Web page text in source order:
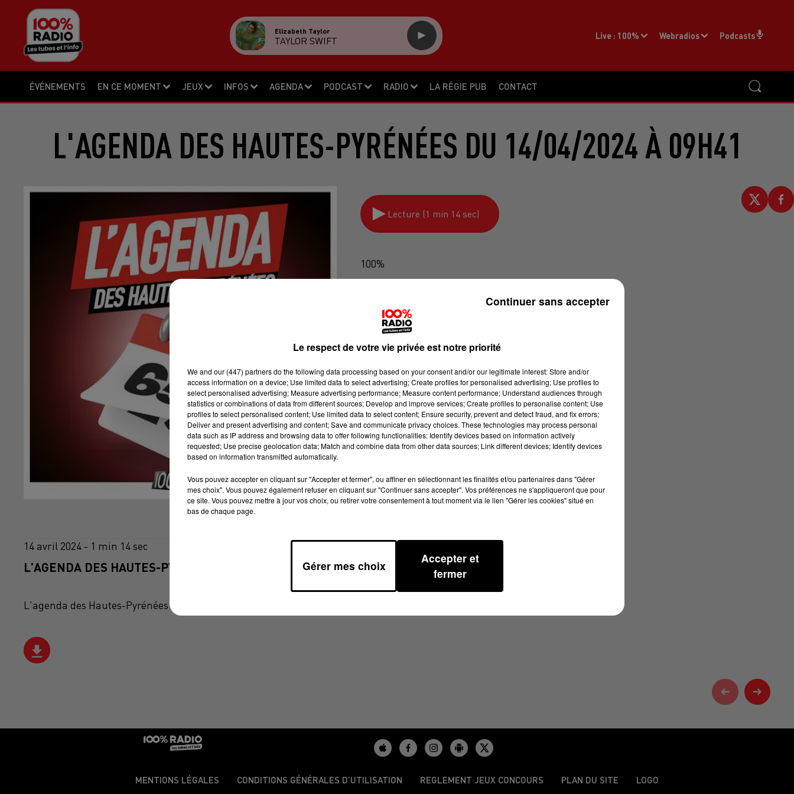
ÉVÉNEMENTS EN CE MOMENT JEUX INFOS AGENDA PODCAST RADIO LA RÉGIE PUB CONTACT
Live : 100% Webradios Podcasts
Elizabeth Taylor
TAYLOR SWIFT
L'AGENDA DES HAUTES-PYRÉNÉES DU 14/04/2024 À 09H41
Lecture (1 min 14 sec)
100%
14 avril 2024 - 1 min 14 sec
L'AGENDA DES HAUTES-PYRÉNÉES DU 14/04/2024 À 09H41
L'agenda des Hautes-Pyrénées
MENTIONS LÉGALES CONDITIONS GÉNÉRALES D’UTILISATION REGLEMENT JEUX CONCOURS PLAN DU SITE LOGO
Le respect de votre vie privée est notre priorité
We and our (447) partnersdo the following data processing based on your consent and/or our legitimate interest: Store and/or
access information on a device; Use limited data to select advertising; Create profiles for personalised advertising; Use profiles to
select personalised advertising; Measure advertising performance; Measure content performance; Understand audiences through
statistics or combinations of data from different sources; Develop and improve services; Create profiles to personalise content; Use
profiles to select personalised content; Use limited data to select content; Ensure security, prevent and detect fraud, and fix errors;
Deliver and present advertising and content; Save and communicate privacy choices. These technologies may process personal
data such as IP address and browsing data to offer following functionalities: Identify devices based on information actively
requested; Use precise geolocation data; Match and combine data from other data sources; Link different devices; Identify devices
based on information transmitted automatically.
Vous pouvez accepter en cliquant sur "Accepter et fermer", ou affiner en sélectionnant les finalités et/ou partenaires dans "Gérer
mes choix". Vous pouvez également refuser en cliquant sur "Continuer sans accepter". Vos préférences ne s'appliqueront que pour
ce site. Vous pouvez mettre à jour vos choix, ou retirer votre consentement à tout moment via le lien "Gérer les cookies" situé en
bas de chaque page.
Gérer mes choix
Accepter et
fermer
Continuer sans accepter